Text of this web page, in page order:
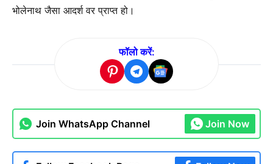
भोलेनाथ जैसा आदर्श वर प्राप्त हो।
फॉलो करें:
Join WhatsApp Channel Join Now